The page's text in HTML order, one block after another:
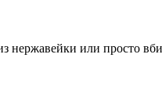
нержавейки или просто